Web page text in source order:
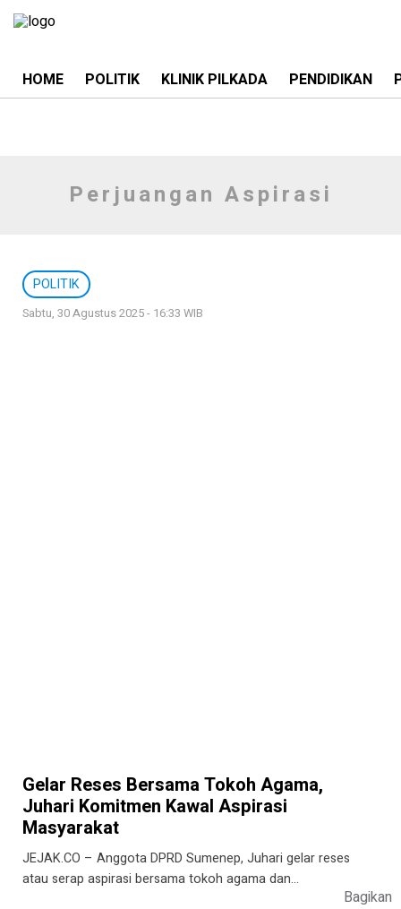
HOME POLITIK KLINIK PILKADA PENDIDIKAN
Perjuangan Aspirasi
POLITIK
Sabtu, 30 Agustus 2025 - 16:33 WIB
Gelar Reses Bersama Tokoh Agama,
Juhari Komitmen Kawal Aspirasi
Masyarakat
JEJAK.CO – Anggota DPRD Sumenep, Juhari gelar reses
atau serap aspirasi bersama tokoh agama dan…
Bagikan